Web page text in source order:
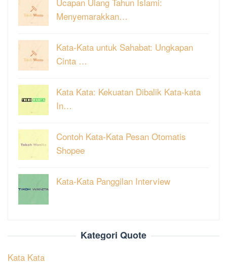
Menyemarakkan…
Kata-Kata untuk Sahabat: Ungkapan
Cinta …
Kata Kata: Kekuatan Dibalik Kata-kata
In…
Contoh Kata-Kata Pesan Otomatis
Shopee
Kata-Kata Panggilan Interview
Kategori Quote
Kata Kata